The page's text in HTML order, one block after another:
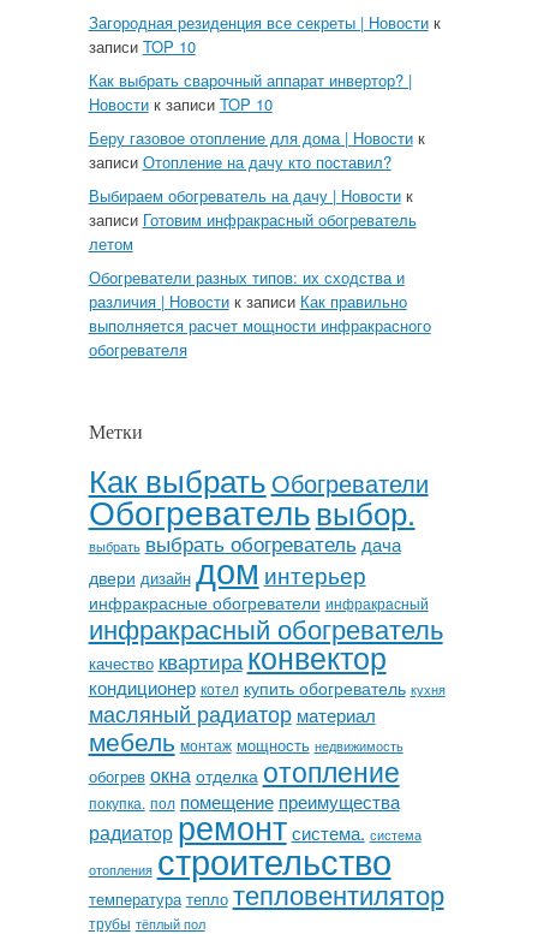
Загородная резиденция все секреты | Новостик
записи TOP 10
Как выбрать сварочный аппарат инвертор? |
Новостик записи TOP 10
Беру газовое отопление для дома | Новостик
записи Отопление на дачу кто поставил?
Выбираем обогреватель на дачу | Новостик
записи Готовим инфракрасный обогреватель
летом
Обогреватели разных типов: их сходства и
различия | Новостик записи Как правильно
выполняется расчет мощности инфракрасного
обогревателя
Метки
Как выбрать Обогреватели
Обогревательвыбор.
выбрать выбрать обогреватель дача
двери дизайн дом интерьер
инфракрасные обогреватели инфракрасный
инфракрасный обогреватель
качество квартираконвектор
кондиционер котел купить обогреватель кухня
масляный радиатор материал
мебель монтаж мощность недвижимость
обогрев окна отделка отопление
покупка. пол помещение преимущества
радиатор ремонт система. система
отопления строительство
температура тепло тепловентилятор
трубы тёплый пол